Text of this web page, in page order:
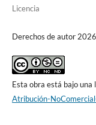
Licencia
Derechos de autor
Esta obra está bajo
Atribución-